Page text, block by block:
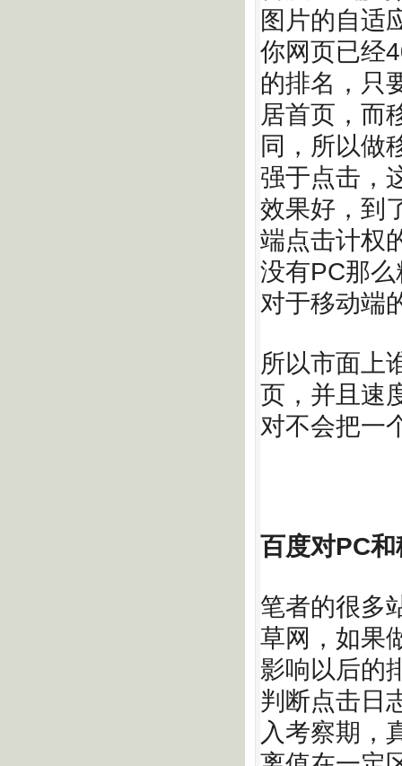
图片的自适
你网页已经
的排名，只
居首页，而
同，所以做
强于点击，
效果好，到
端点击计权
没有PC那
对于移动端
所以市面上
页，并且速
对不会把一
百度对PC
笔者的很多
草网，如果
影响以后的
判断点击日
入考察期，